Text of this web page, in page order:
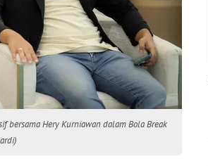
bersama Hery Kurniawan dalam Bola Break